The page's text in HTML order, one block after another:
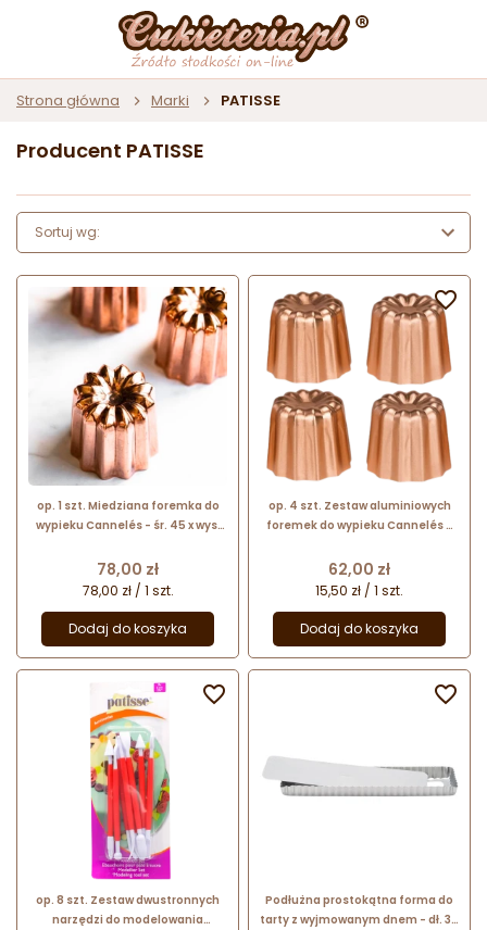
Strona główna Marki PATISSE
Producent PATISSE
Sortuj wg:
op. 1 szt. Miedziana foremka do
wypieku Cannelés - śr. 45 x wys.
Buyer
Cena
78,00 zł
78,00 zł / 1 szt.
Dodaj do koszyka

op. 4 szt. Zestaw aluminiowych
foremek do wypieku Cannelés -
04010 Patisse
Cena
62,00 zł
15,50 zł / 1 szt.
Dodaj do koszyka

op. 8 szt. Zestaw dwustronnych
narzędzi do modelowania

Podłużna prostokątna forma do
tarty z wyjmowanym dnem - dł. 35
